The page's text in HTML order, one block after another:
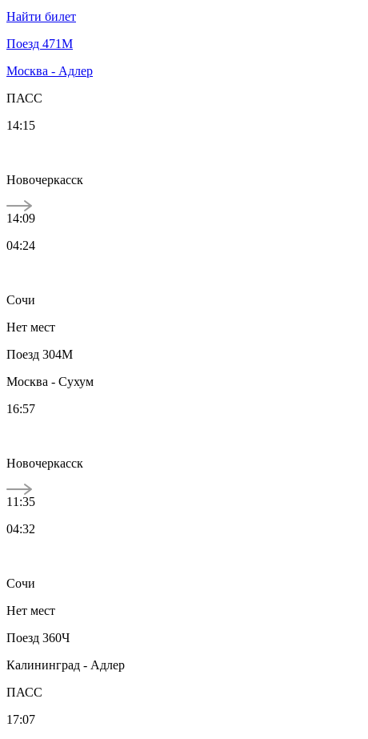
Найти билет
Поезд 471М
Москва - Адлер
ПАСС
14:15
Новочеркасск
14:09
04:24
Сочи
Нет мест
Поезд 304М
Москва - Сухум
16:57
Новочеркасск
11:35
04:32
Сочи
Нет мест
Поезд 360Ч
Калининград - Адлер
ПАСС
17:07